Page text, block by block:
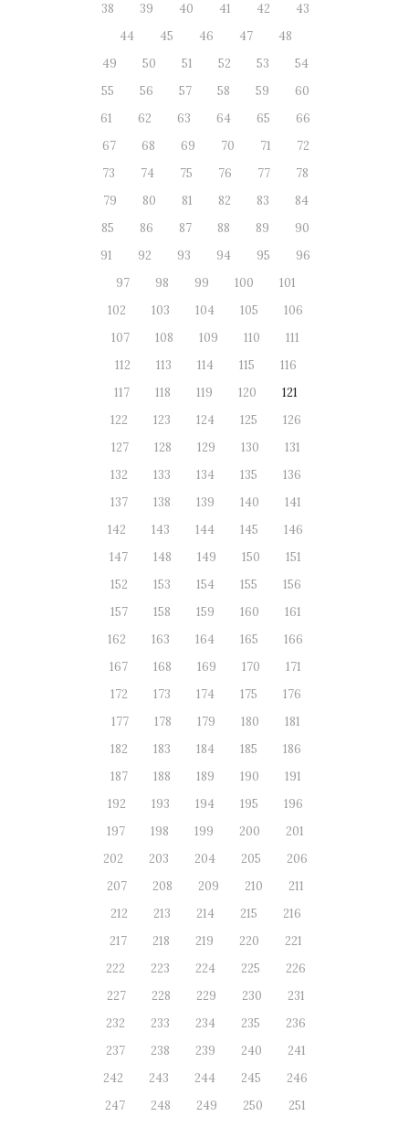
38
39 40 41 42
43
44
45 46 47
48
49
50 51 52 53
54
55
56 57 58 59
60
61
62 63 64 65
66
67
68 69 70 71
72
73
74 75 76 77
78
79
80 81 82 83
84
85
86 87 88 89
90
91
92 93 94 95
96
97
98 99 100
101
102
103 104 105
106
107
108 109 110
111
112
113 114 115
116
117
118 119 120
121
122
123 124 125
126
127
128 129 130
131
132
133 134 135
136
137
138 139 140
141
142
143 144 145
146
147
148 149 150
151
152
153 154 155
156
157
158 159 160
161
162
163 164 165
166
167
168 169 170
171
172
173 174 175
176
177
178 179 180
181
182
183 184 185
186
187
188 189 190
191
192
193 194 195
196
197
198 199 200
201
202
203 204 205
206
207
208 209 210
211
212
213 214 215
216
217
218 219 220
221
222
223 224 225
226
227
228 229 230
231
232
233 234 235
236
237
238 239 240
241
242
243 244 245
246
247
248 249 250
251